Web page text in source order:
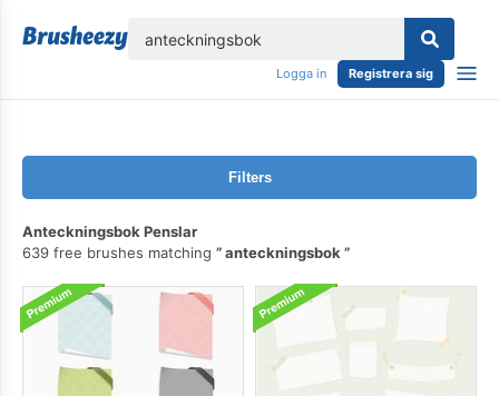
Logga in Registrera sig
Filters
Anteckningsbok Penslar
639 free brushes matching
anteckningsbok